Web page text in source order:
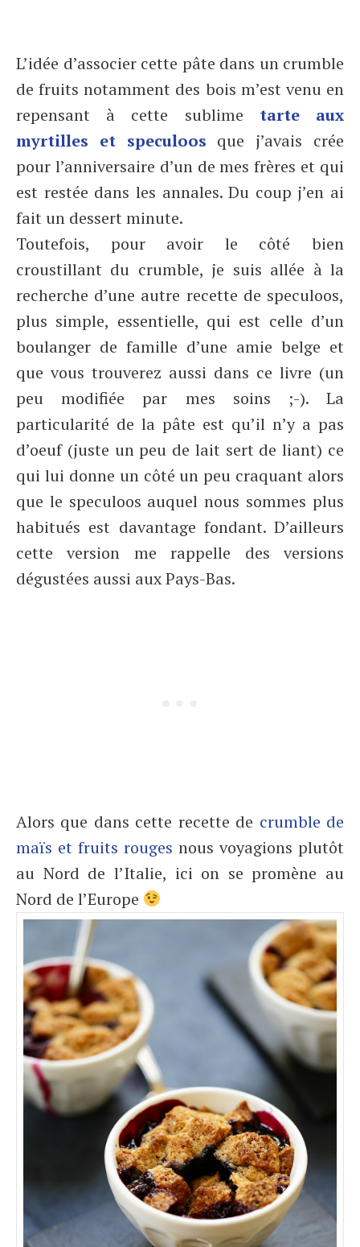
L’idée d’associer cette pâte dans un crumble
de fruits notamment des bois m’est venu en
repensant à cette sublime tarte aux
myrtilles et speculoos que j’avais crée
pour l’anniversaire d’un de mes frères et qui
est restée dans les annales. Du coup j’en ai
fait un dessert minute.
Toutefois, pour avoir le côté bien
croustillant du crumble, je suis allée à la
recherche d’une autre recette de speculoos,
plus simple, essentielle, qui est celle d’un
boulanger de famille d’une amie belge et
que vous trouverez aussi dans ce livre (un
peu modifiée par mes soins ;-). La
particularité de la pâte est qu’il n’y a pas
d’oeuf (juste un peu de lait sert de liant) ce
qui lui donne un côté un peu craquant alors
que le speculoos auquel nous sommes plus
habitués est davantage fondant. D’ailleurs
cette version me rappelle des versions
dégustées aussi aux Pays-Bas.
Alors que dans cette recette de crumble de
maïs et fruits rouges nous voyagions plutôt
au Nord de l’Italie, ici on se promène au
Nord de l’Europe